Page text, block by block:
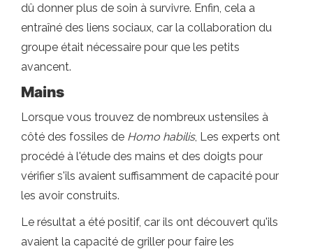
dû donner plus de soin à survivre. Enfin, cela a
entraîné des liens sociaux, car la collaboration du
groupe était nécessaire pour que les petits
avancent.
Mains
Lorsque vous trouvez de nombreux ustensiles à
côté des fossiles de Homo habilis, Les experts ont
procédé à l'étude des mains et des doigts pour
vérifier s'ils avaient suffisamment de capacité pour
les avoir construits.
Le résultat a été positif, car ils ont découvert qu'ils
avaient la capacité de griller pour faire les